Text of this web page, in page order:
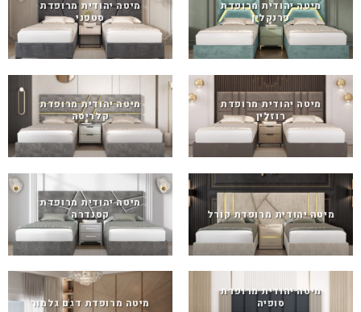
מיטה יהודית מרופדת
פרנקלין
מיטה יהודית מרופדת
סטפני
מיטה יהודית מרופדת
רוזלין
מיטה יהודית מרופדת
קלריסה
מיטה יהודית מרופדת קורל
מיטה יהודית מרופדת
קסנדרה
מיטה יהודית מרופדת
סופיה
מיטה מרופדת דגם גלמור